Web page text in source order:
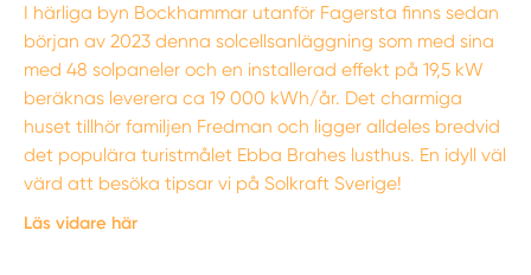
I härliga byn Bockhammar utanför Fagersta finns sedan
början av 2023 denna solcellsanläggning som med sina
med 48 solpaneler och en installerad effekt på 19,5 kW
beräknas leverera ca 19 000 kWh/år. Det charmiga
huset tillhör familjen Fredman och ligger alldeles bredvid
det populära turistmålet Ebba Brahes lusthus. En idyll väl
värd att besöka tipsar vi på Solkraft Sverige!
Läs vidare här